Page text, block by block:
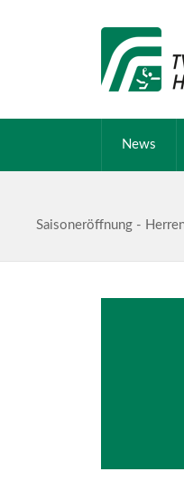
News
Saisoneröffnung -